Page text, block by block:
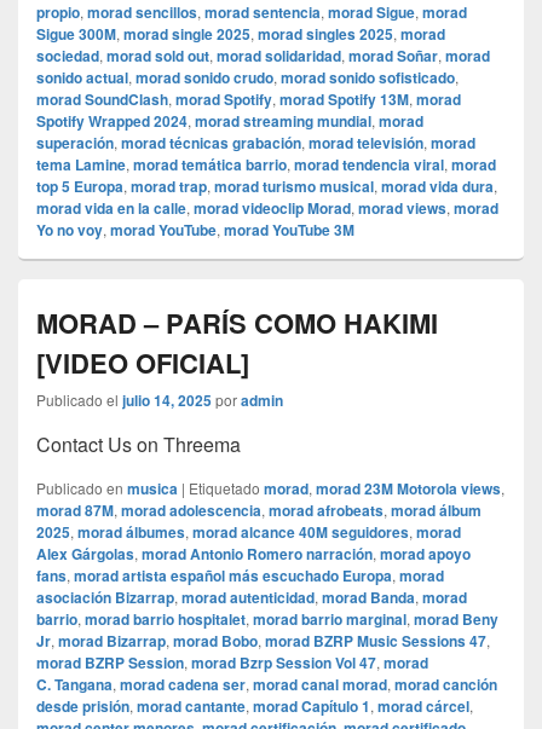
propio, morad sencillos, morad sentencia, morad Sigue, morad
Sigue 300M, morad single 2025, morad singles 2025, morad
sociedad, morad sold out, morad solidaridad, morad Soñar, morad
sonido actual, morad sonido crudo, morad sonido sofisticado,
morad SoundClash, morad Spotify, morad Spotify 13M, morad
Spotify Wrapped 2024, morad streaming mundial, morad
superación, morad técnicas grabación, morad televisión, morad
tema Lamine, morad temática barrio, morad tendencia viral, morad
top 5 Europa, morad trap, morad turismo musical, morad vida dura,
morad vida en la calle, morad videocli‏p Morad, morad views, morad
Yo no voy, morad YouTube, morad YouTube 3M
MORAD – PARÍS COMO HAKIMI
[VIDEO OFICIAL]
Publicado el julio 14, 2025poradmin
Contact Us on Threema
Publicado en musica | Etiquetado morad, morad 23M Motorola views,
morad 87M, morad adolescencia, morad afrobeats, morad álbum
2025, morad álbumes, morad alcance 40M seguidores, morad
Alex Gárgolas, morad Antonio Romero narración, morad apoyo
fans, morad artista español más escuchado Europa, morad
asociación Bizarrap, morad autenticidad, morad Banda, morad
barrio, morad barrio hospitalet, morad barrio marginal, morad Beny
Jr, morad Bizarrap, morad Bobo, morad BZRP Music Sessions 47,
morad BZRP Session, morad Bzrp Session Vol 47, morad
C. Tangana, morad cadena ser, morad canal morad, morad canción
desde prisión, morad cantante, morad Capítulo 1, morad cárcel,